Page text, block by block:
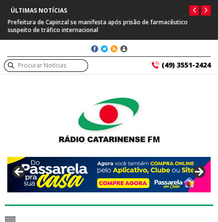
ÚLTIMAS NOTÍCIAS
Prefeitura de Capinzal se manifesta após prisão de farmacêutico
suspeito de tráfico internacional
(49) 3551-2424